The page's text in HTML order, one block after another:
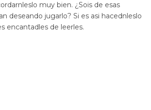
muy bien. ¿Sois de esas
deseando jugarlo? Si es asi hacednleslo
encantadles de leerles.